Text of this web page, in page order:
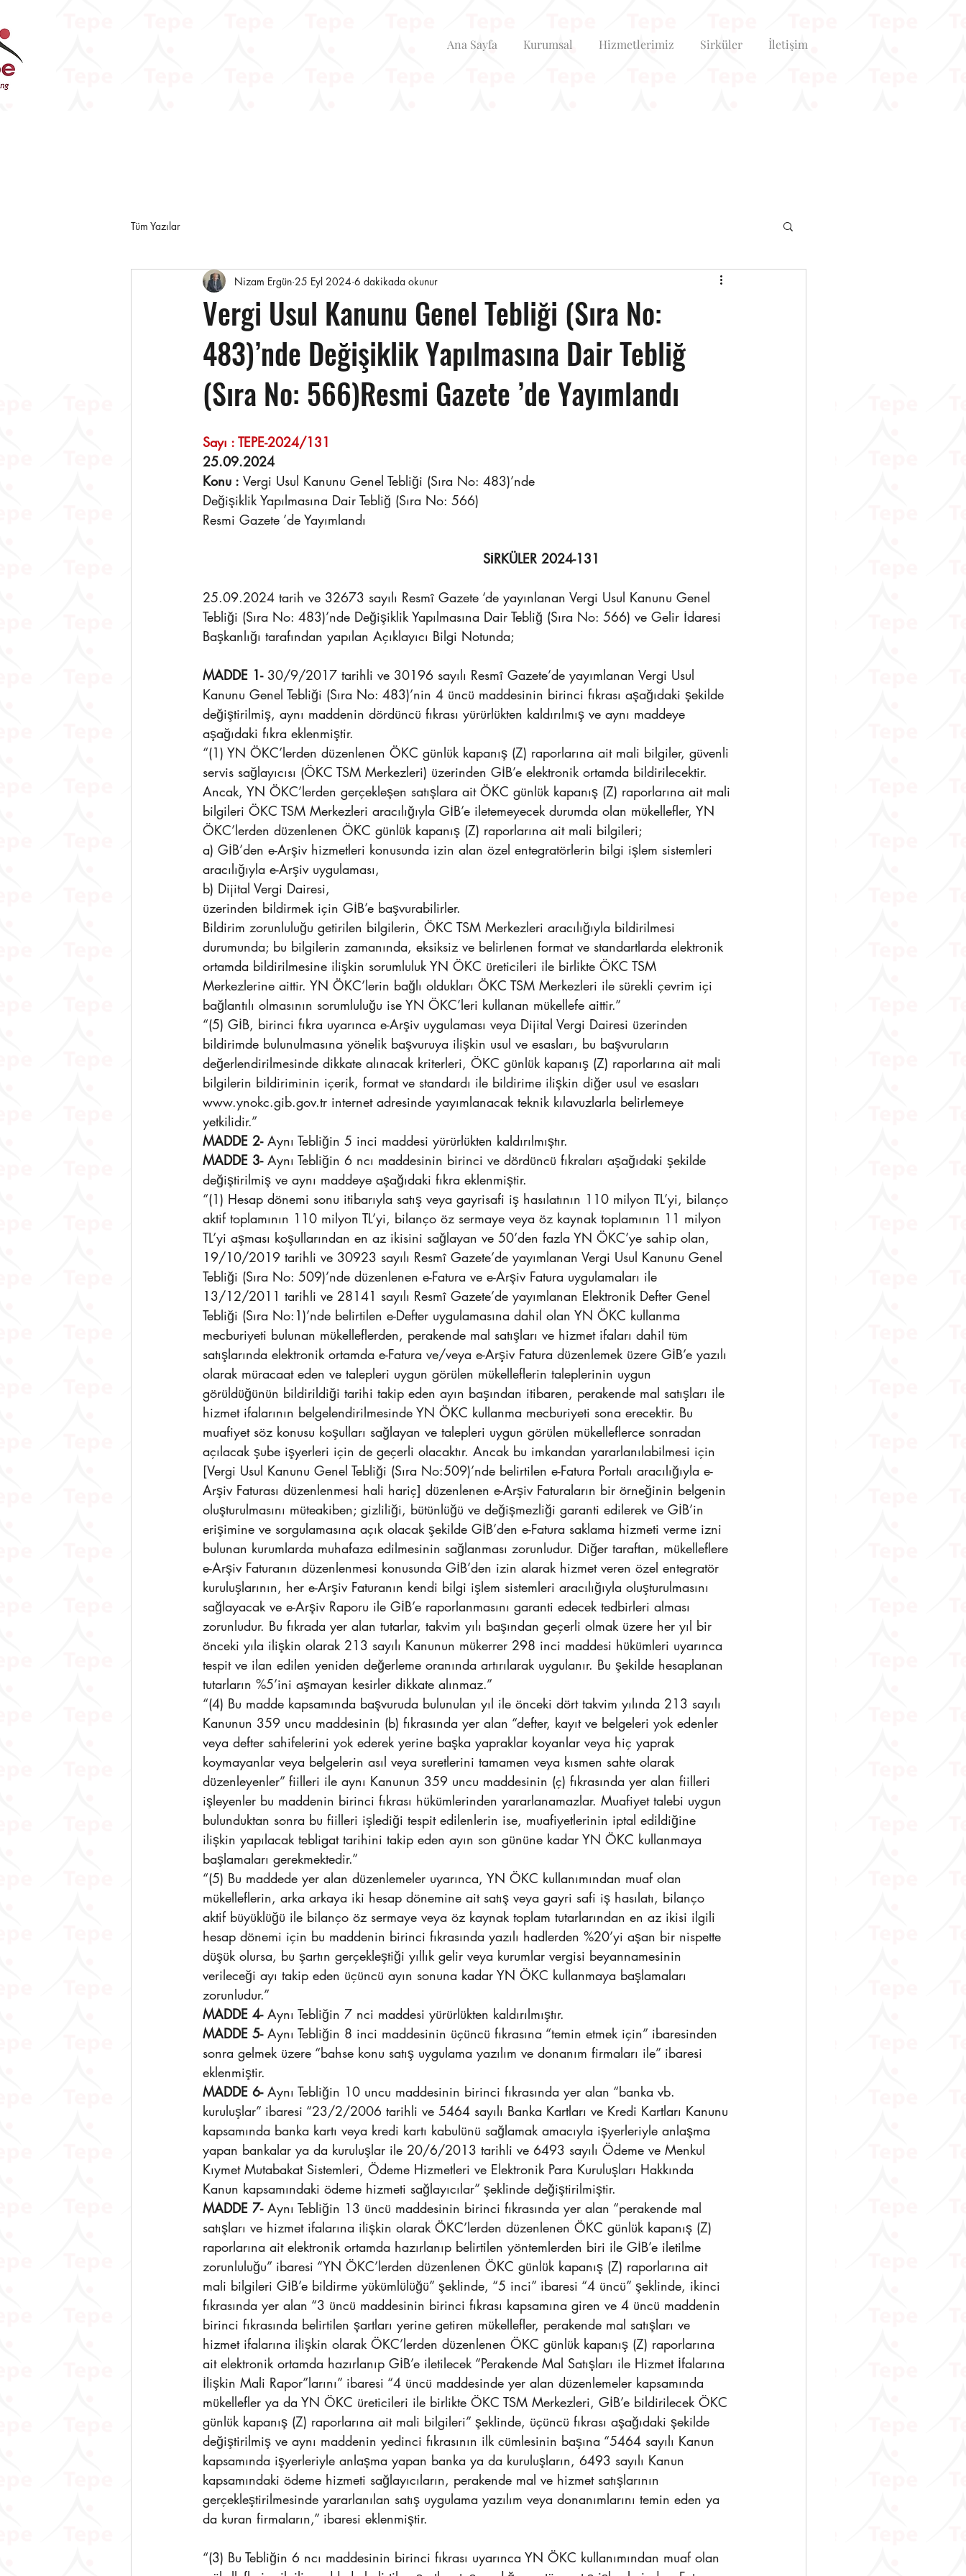
Ana Sayfa Kurumsal Hizmetlerimiz Sirküler İletişim
Tüm Yazılar
Vergi Usul Kanunu Genel Tebliği (Sıra No:
483)’nde Değişiklik Yapılmasına Dair Tebliğ
(Sıra No: 566)Resmi Gazete ’de Yayımlandı
Nizam Ergün 25 Eyl 2024 6 dakikada okunur
Sayı : TEPE-2024/131
25.09.2024
Konu : Vergi Usul Kanunu Genel Tebliği (Sıra No: 483)’nde
Değişiklik Yapılmasına Dair Tebliğ (Sıra No: 566)
Resmi Gazete ’de Yayımlandı
SİRKÜLER 2024-131
25.09.2024 tarih ve 32673 sayılı Resmî Gazete ‘de yayınlanan Vergi Usul Kanunu Genel
Tebliği (Sıra No: 483)’nde Değişiklik Yapılmasına Dair Tebliğ (Sıra No: 566) ve Gelir İdaresi
Başkanlığı tarafından yapılan Açıklayıcı Bilgi Notunda;
MADDE 1- 30/9/2017 tarihli ve 30196 sayılı Resmî Gazete’de yayımlanan Vergi Usul
Kanunu Genel Tebliği (Sıra No: 483)’nin 4 üncü maddesinin birinci fıkrası aşağıdaki şekilde
değiştirilmiş, aynı maddenin dördüncü fıkrası yürürlükten kaldırılmış ve aynı maddeye
aşağıdaki fıkra eklenmiştir.
“(1) YN ÖKC’lerden düzenlenen ÖKC günlük kapanış (Z) raporlarına ait mali bilgiler, güvenli
servis sağlayıcısı (ÖKC TSM Merkezleri) üzerinden GİB’e elektronik ortamda bildirilecektir.
Ancak, YN ÖKC’lerden gerçekleşen satışlara ait ÖKC günlük kapanış (Z) raporlarına ait mali
bilgileri ÖKC TSM Merkezleri aracılığıyla GİB’e iletemeyecek durumda olan mükellefler, YN
ÖKC’lerden düzenlenen ÖKC günlük kapanış (Z) raporlarına ait mali bilgileri;
a) GİB’den e-Arşiv hizmetleri konusunda izin alan özel entegratörlerin bilgi işlem sistemleri
aracılığıyla e-Arşiv uygulaması,
b) Dijital Vergi Dairesi,
üzerinden bildirmek için GİB’e başvurabilirler.
Bildirim zorunluluğu getirilen bilgilerin, ÖKC TSM Merkezleri aracılığıyla bildirilmesi
durumunda; bu bilgilerin zamanında, eksiksiz ve belirlenen format ve standartlarda elektronik
ortamda bildirilmesine ilişkin sorumluluk YN ÖKC üreticileri ile birlikte ÖKC TSM
Merkezlerine aittir. YN ÖKC’lerin bağlı oldukları ÖKC TSM Merkezleri ile sürekli çevrim içi
bağlantılı olmasının sorumluluğu ise YN ÖKC’leri kullanan mükellefe aittir.”
“(5) GİB, birinci fıkra uyarınca e-Arşiv uygulaması veya Dijital Vergi Dairesi üzerinden
bildirimde bulunulmasına yönelik başvuruya ilişkin usul ve esasları, bu başvuruların
değerlendirilmesinde dikkate alınacak kriterleri, ÖKC günlük kapanış (Z) raporlarına ait mali
bilgilerin bildiriminin içerik, format ve standardı ile bildirime ilişkin diğer usul ve esasları
www.ynokc.gib.gov.tr internet adresinde yayımlanacak teknik kılavuzlarla belirlemeye
yetkilidir.”
MADDE 2- Aynı Tebliğin 5 inci maddesi yürürlükten kaldırılmıştır.
MADDE 3- Aynı Tebliğin 6 ncı maddesinin birinci ve dördüncü fıkraları aşağıdaki şekilde
değiştirilmiş ve aynı maddeye aşağıdaki fıkra eklenmiştir.
“(1) Hesap dönemi sonu itibarıyla satış veya gayrisafi iş hasılatının 110 milyon TL’yi, bilanço
aktif toplamının 110 milyon TL’yi, bilanço öz sermaye veya öz kaynak toplamının 11 milyon
TL’yi aşması koşullarından en az ikisini sağlayan ve 50’den fazla YN ÖKC’ye sahip olan,
19/10/2019 tarihli ve 30923 sayılı Resmî Gazete’de yayımlanan Vergi Usul Kanunu Genel
Tebliği (Sıra No: 509)’nde düzenlenen e-Fatura ve e-Arşiv Fatura uygulamaları ile
13/12/2011 tarihli ve 28141 sayılı Resmî Gazete’de yayımlanan Elektronik Defter Genel
Tebliği (Sıra No:1)’nde belirtilen e-Defter uygulamasına dahil olan YN ÖKC kullanma
mecburiyeti bulunan mükelleflerden, perakende mal satışları ve hizmet ifaları dahil tüm
satışlarında elektronik ortamda e-Fatura ve/veya e-Arşiv Fatura düzenlemek üzere GİB’e yazılı
olarak müracaat eden ve talepleri uygun görülen mükelleflerin taleplerinin uygun
görüldüğünün bildirildiği tarihi takip eden ayın başından itibaren, perakende mal satışları ile
hizmet ifalarının belgelendirilmesinde YN ÖKC kullanma mecburiyeti sona erecektir. Bu
muafiyet söz konusu koşulları sağlayan ve talepleri uygun görülen mükelleflerce sonradan
açılacak şube işyerleri için de geçerli olacaktır. Ancak bu imkandan yararlanılabilmesi için
[Vergi Usul Kanunu Genel Tebliği (Sıra No:509)’nde belirtilen e-Fatura Portalı aracılığıyla e-
Arşiv Faturası düzenlenmesi hali hariç] düzenlenen e-Arşiv Faturaların bir örneğinin belgenin
oluşturulmasını müteakiben; gizliliği, bütünlüğü ve değişmezliği garanti edilerek ve GİB’in
erişimine ve sorgulamasına açık olacak şekilde GİB’den e-Fatura saklama hizmeti verme izni
bulunan kurumlarda muhafaza edilmesinin sağlanması zorunludur. Diğer taraftan, mükelleflere
e-Arşiv Faturanın düzenlenmesi konusunda GİB’den izin alarak hizmet veren özel entegratör
kuruluşlarının, her e-Arşiv Faturanın kendi bilgi işlem sistemleri aracılığıyla oluşturulmasını
sağlayacak ve e-Arşiv Raporu ile GİB’e raporlanmasını garanti edecek tedbirleri alması
zorunludur. Bu fıkrada yer alan tutarlar, takvim yılı başından geçerli olmak üzere her yıl bir
önceki yıla ilişkin olarak 213 sayılı Kanunun mükerrer 298 inci maddesi hükümleri uyarınca
tespit ve ilan edilen yeniden değerleme oranında artırılarak uygulanır. Bu şekilde hesaplanan
tutarların %5’ini aşmayan kesirler dikkate alınmaz.”
“(4) Bu madde kapsamında başvuruda bulunulan yıl ile önceki dört takvim yılında 213 sayılı
Kanunun 359 uncu maddesinin (b) fıkrasında yer alan “defter, kayıt ve belgeleri yok edenler
veya defter sahifelerini yok ederek yerine başka yapraklar koyanlar veya hiç yaprak
koymayanlar veya belgelerin asıl veya suretlerini tamamen veya kısmen sahte olarak
düzenleyenler” fiilleri ile aynı Kanunun 359 uncu maddesinin (ç) fıkrasında yer alan fiilleri
işleyenler bu maddenin birinci fıkrası hükümlerinden yararlanamazlar. Muafiyet talebi uygun
bulunduktan sonra bu fiilleri işlediği tespit edilenlerin ise, muafiyetlerinin iptal edildiğine
ilişkin yapılacak tebligat tarihini takip eden ayın son gününe kadar YN ÖKC kullanmaya
başlamaları gerekmektedir.”
“(5) Bu maddede yer alan düzenlemeler uyarınca, YN ÖKC kullanımından muaf olan
mükelleflerin, arka arkaya iki hesap dönemine ait satış veya gayri safi iş hasılatı, bilanço
aktif büyüklüğü ile bilanço öz sermaye veya öz kaynak toplam tutarlarından en az ikisi ilgili
hesap dönemi için bu maddenin birinci fıkrasında yazılı hadlerden %20’yi aşan bir nispette
düşük olursa, bu şartın gerçekleştiği yıllık gelir veya kurumlar vergisi beyannamesinin
verileceği ayı takip eden üçüncü ayın sonuna kadar YN ÖKC kullanmaya başlamaları
zorunludur.”
MADDE 4- Aynı Tebliğin 7 nci maddesi yürürlükten kaldırılmıştır.
MADDE 5- Aynı Tebliğin 8 inci maddesinin üçüncü fıkrasına “temin etmek için” ibaresinden
sonra gelmek üzere “bahse konu satış uygulama yazılım ve donanım firmaları ile” ibaresi
eklenmiştir.
MADDE 6- Aynı Tebliğin 10 uncu maddesinin birinci fıkrasında yer alan “banka vb.
kuruluşlar” ibaresi “23/2/2006 tarihli ve 5464 sayılı Banka Kartları ve Kredi Kartları Kanunu
kapsamında banka kartı veya kredi kartı kabulünü sağlamak amacıyla işyerleriyle anlaşma
yapan bankalar ya da kuruluşlar ile 20/6/2013 tarihli ve 6493 sayılı Ödeme ve Menkul
Kıymet Mutabakat Sistemleri, Ödeme Hizmetleri ve Elektronik Para Kuruluşları Hakkında
Kanun kapsamındaki ödeme hizmeti sağlayıcılar” şeklinde değiştirilmiştir.
MADDE 7- Aynı Tebliğin 13 üncü maddesinin birinci fıkrasında yer alan “perakende mal
satışları ve hizmet ifalarına ilişkin olarak ÖKC’lerden düzenlenen ÖKC günlük kapanış (Z)
raporlarına ait elektronik ortamda hazırlanıp belirtilen yöntemlerden biri ile GİB’e iletilme
zorunluluğu” ibaresi “YN ÖKC’lerden düzenlenen ÖKC günlük kapanış (Z) raporlarına ait
mali bilgileri GİB’e bildirme yükümlülüğü” şeklinde, “5 inci” ibaresi “4 üncü” şeklinde, ikinci
fıkrasında yer alan “3 üncü maddesinin birinci fıkrası kapsamına giren ve 4 üncü maddenin
birinci fıkrasında belirtilen şartları yerine getiren mükellefler, perakende mal satışları ve
hizmet ifalarına ilişkin olarak ÖKC’lerden düzenlenen ÖKC günlük kapanış (Z) raporlarına
ait elektronik ortamda hazırlanıp GİB’e iletilecek “Perakende Mal Satışları ile Hizmet İfalarına
İlişkin Mali Rapor”larını” ibaresi “4 üncü maddesinde yer alan düzenlemeler kapsamında
mükellefler ya da YN ÖKC üreticileri ile birlikte ÖKC TSM Merkezleri, GİB’e bildirilecek ÖKC
günlük kapanış (Z) raporlarına ait mali bilgileri” şeklinde, üçüncü fıkrası aşağıdaki şekilde
değiştirilmiş ve aynı maddenin yedinci fıkrasının ilk cümlesinin başına “5464 sayılı Kanun
kapsamında işyerleriyle anlaşma yapan banka ya da kuruluşların, 6493 sayılı Kanun
kapsamındaki ödeme hizmeti sağlayıcıların, perakende mal ve hizmet satışlarının
gerçekleştirilmesinde yararlanılan satış uygulama yazılım veya donanımlarını temin eden ya
da kuran firmaların,” ibaresi eklenmiştir.
“(3) Bu Tebliğin 6 ncı maddesinin birinci fıkrası uyarınca YN ÖKC kullanımından muaf olan